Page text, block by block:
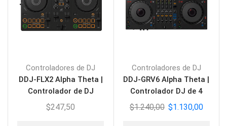
Controladores de DJ
DDJ-FLX2 Alpha Theta |
Controlador de DJ
Compacto
$247,50
Controladores de DJ
DDJ-GRV6 Alpha Theta |
Controlador DJ de 4
canales
$1.240,00 $1.130,00